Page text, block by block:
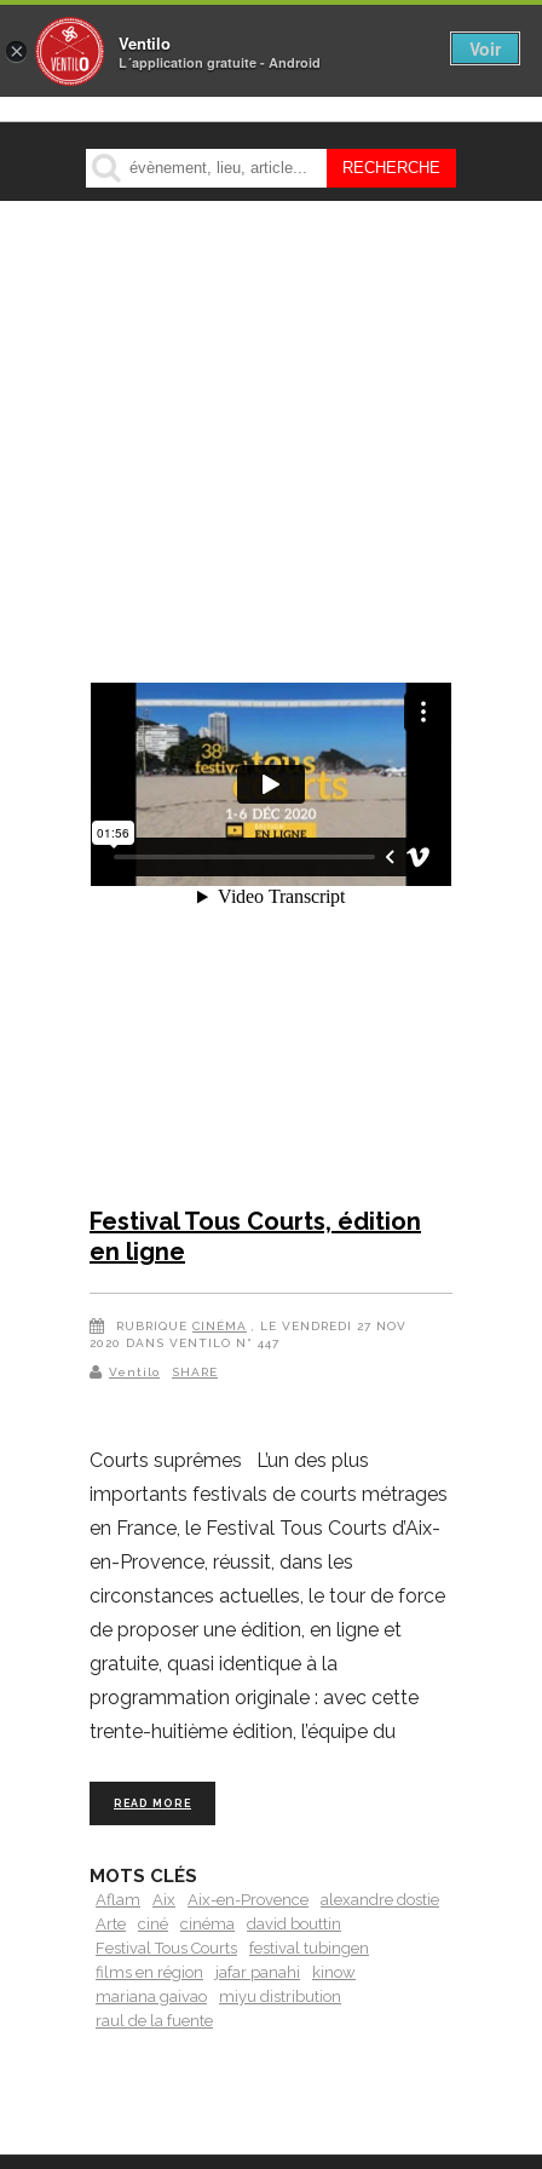
MENU
Festival Tous Courts, édition
en ligne
RUBRIQUE CINÉMA
, LE VENDREDI 27 NOV
2020 DANS VENTILO N° 447
Ventilo SHARE
Courts suprêmes L’un des plus
importants festivals de courts métrages
en France, le Festival Tous Courts d’Aix-
en-Provence, réussit, dans les
circonstances actuelles, le tour de force
de proposer une édition, en ligne et
gratuite, quasi identique à la
programmation originale : avec cette
trente-huitième édition, l’équipe du
READ MORE
MOTS CLÉS
Aflam Aix Aix-en-Provence
alexandre dostie
Arte
ciné cinéma
david bouttin
Festival Tous Courts
festival tubingen
films en région
jafar panahi
kinow
mariana gaivao
miyu distribution
raul de la fuente
× Ventilo
L´application gratuite - Android
Voir